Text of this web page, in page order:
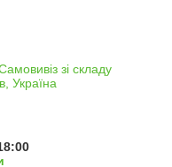
зі складу
Україна